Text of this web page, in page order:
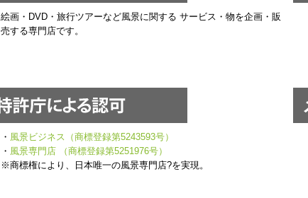
絵画・DVD・旅行ツアーなど風景に関する サービス・物を企画・販
売する専門店です。
・ 風景ビジネス（商標登録第5243593号）
・ 風景専門店 （商標登録第5251976号）
※商標権により、日本唯一の風景専門店?を実現。